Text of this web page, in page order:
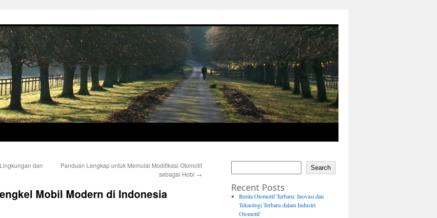
dan
Panduan Lengkap untuk Memulai Modifikasi Otomotif
sebagai Hobi →
Mobil Modern di Indonesia
Search
Recent Posts
Berita Otomotif Terbaru: Inovasi dan
Teknologi Terbaru dalam Industri
Otomotif